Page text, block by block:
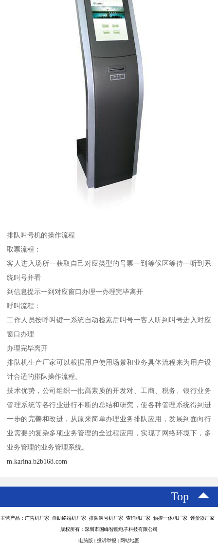
排队叫号机的操作流程
取票流程：
客人进入场所一获取自己对应类型的号票一到等候区等待一听到系
统叫号并看
到信息提示一到对应窗口办理一办理完毕离开
呼叫流程：
工作人员按呼叫键一系统自动检素后叫号一客人听到叫号进入对应
窗口办理
办理完毕离开
排队机生产厂家可以根据用户使用场景和业务具体流程来为用户设
计合适的排队操作流程。
技术优势，公司组织一批高素质的开发对、工商、税务、银行业务
管理系统等各行业进行不断的总结和研究，使各种管理系统得到进
一步的完善和改进，从原来简单办理业务排队应用，发展到面向行
业需要的复杂多项业务管理的全过程应用，实现了网络环境下，多
业务管理的业务管理系统。
m.karina.b2b168.com
Top
主营产品：广告机厂家 自助终端机厂家 排队叫号机厂家 查询机厂家 触摸一体机厂家 评价器厂家
版权所有：深圳市国峰智能电子科技有限公司
电脑版 | 投诉举报 | 网站地图